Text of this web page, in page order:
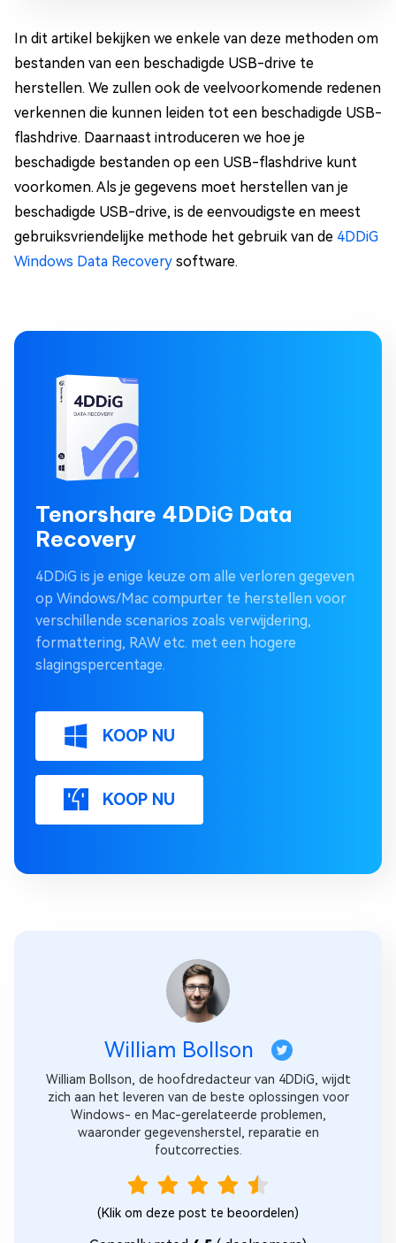
In dit artikel bekijken we enkele van deze methoden om
bestanden van een beschadigde USB-drive te
herstellen. We zullen ook de veelvoorkomende redenen
verkennen die kunnen leiden tot een beschadigde USB-
flashdrive. Daarnaast introduceren we hoe je
beschadigde bestanden op een USB-flashdrive kunt
voorkomen. Als je gegevens moet herstellen van je
beschadigde USB-drive, is de eenvoudigste en meest
gebruiksvriendelijke methode het gebruik van de 4DDiG
Windows Data Recovery software.
Tenorshare 4DDiG Data
Recovery
4DDiG is je enige keuze om alle verloren gegeven
op Windows/Mac compurter te herstellen voor
verschillende scenarios zoals verwijdering,
formattering, RAW etc. met een hogere
slagingspercentage.
KOOP NU
KOOP NU
William Bollson
William Bollson, de hoofdredacteur van 4DDiG, wijdt
zich aan het leveren van de beste oplossingen voor
Windows- en Mac-gerelateerde problemen,
waaronder gegevensherstel, reparatie en
foutcorrecties.
(Klik om deze post te beoordelen)